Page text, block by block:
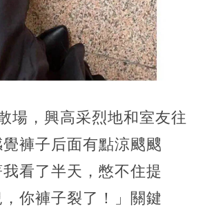
場，興高采烈地和室友往
褲子后面有點涼颼颼
看了半天，憋不住提
你褲子裂了！」關鍵